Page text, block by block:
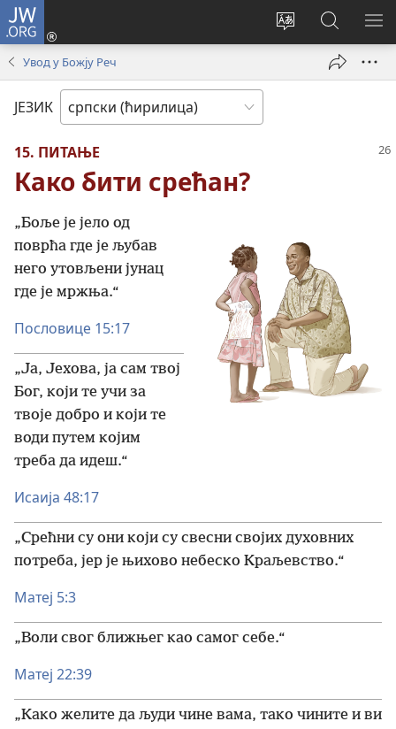
JW.ORG
Промени
Пријава
(отвара
Претрага
сајта
JW.ORG
Увод у Божју Реч
ЈЕЗИК
15. ПИТАЊЕ
Како бити срећан?
„Боље је јело од
поврћа где је љубав
него утовљени јунац
где је мржња.“
Пословице 15:17
„Ја, Јехова, ја сам твој
Бог, који те учи за
твоје добро и који те
води путем којим
треба да идеш.“
Исаија 48:17
„Срећни су они који су свесни својих духовних
потреба, јер је њихово небеско Краљевство.“
Матеј 5:3
„Воли свог ближњег као самог себе.“
Матеј 22:39
„Како желите да људи чине вама, тако чините и ви